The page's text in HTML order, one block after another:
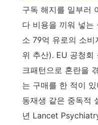
구독 해지를 일부러
다 비용을 끼워 넣는
소 79억 유로의 소
위 추산). EU 공청회
크패턴으로 혼란을
는 구매를 한 적이
동재생 같은 중독적
년 Lancet